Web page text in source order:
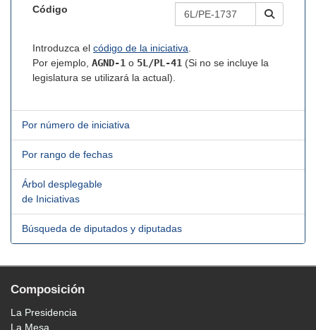
Código
Introduzca el código de la iniciativa.
Por ejemplo, AGND-1 o 5L/PL-41 (Si no se incluye la
legislatura se utilizará la actual).
Por número de iniciativa
Por rango de fechas
Árbol desplegable
de Iniciativas
Búsqueda de diputados y diputadas
Composición
La Presidencia
La Mesa